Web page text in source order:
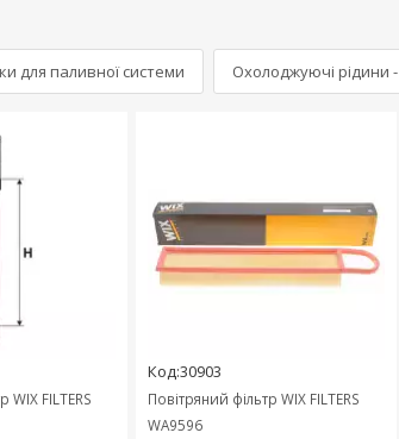
для паливної системи Охолоджуючі рідини
WIX FILTERS
Код:30903
Повітряний фільтр WIX FILTERS
WA9596